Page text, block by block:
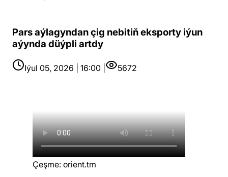
Pars aýlagyndan çig nebitiň eksporty iýun
aýynda düýpli artdy
Iýul 05, 2026 | 16:00 | 5672
Çeşme: orient.tm